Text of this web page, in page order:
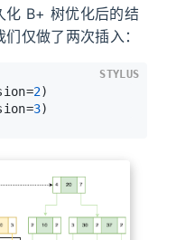
化 B+ 树优化后的结
仅做了两次插入：
2)
3)
STYLUS